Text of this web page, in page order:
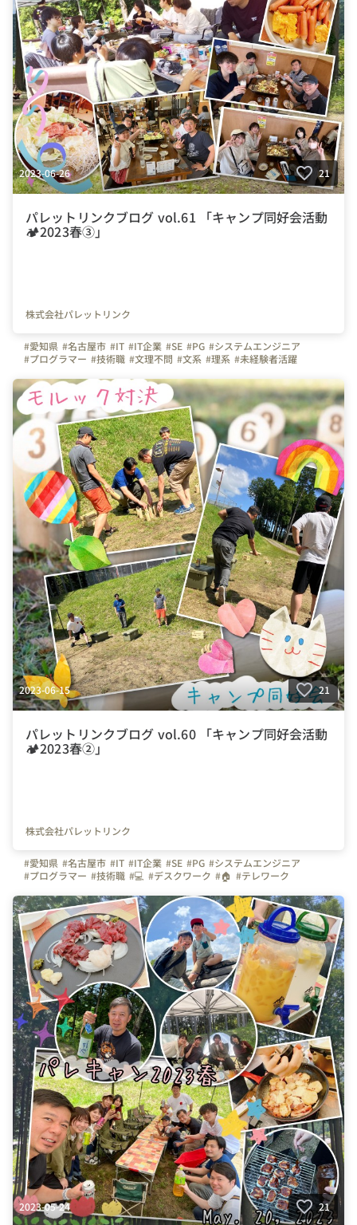
2023-06-26 21
パレットリンクブログ vol.61 「キャンプ同好会活動
🏕️2023春③」
株式会社パレットリンク
#愛知県 #名古屋市 #IT #IT企業 #SE #PG #システムエンジニア
#プログラマー #技術職 #文理不問 #文系 #理系 #未経験者活躍
#土日祝日休み
#完全週休二日制 #休みの日 #休日 #休日の過ごし方
#キャンプ #同好会 #キャンプ同好会 #社員の繋がり
#会社の雰囲気
#写真で伝える会社の雰囲気 #明るい #繋がりを大切に
#色とりどりの未来をITで #パレットリンク #パレットリンクブログ
2023-06-15 21
パレットリンクブログ vol.60 「キャンプ同好会活動
🏕️2023春②」
株式会社パレットリンク
#愛知県 #名古屋市 #IT #IT企業 #SE #PG #システムエンジニア
#プログラマー #技術職 #💻 #デスクワーク #🏠 #テレワーク
#土日祝日休み #完全週休二日制 #キャンプ #キャンプ同好会 #🏕️
#同好会 #同好会活動 #会社の雰囲気 #明るい
#写真で伝える会社の雰囲気 #モルック #ゲーム #繋がりを大切に
#色とりどりの未来をITで
#パレットリンク #パレットリンクブログ
2023-05-24 21